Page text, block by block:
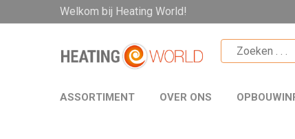
Welkom bij Heating World!
ASSORTIMENT OVER ONS